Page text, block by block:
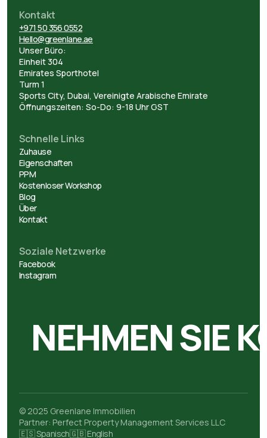
Kontakt
+971 50 356 0552
Hello@greenlane.ae
Unser Büro:
Einheit 304
Emirates Sporthotel
Turm 1
Sports City, Dubai, Vereinigte Arabische Emirate
Öffnungszeiten: So-Do: 9-18 Uhr GST
Schnelle Links
Zuhause
Eigenschaften
PPM
Kostenloser Workshop
Blog
Über
Kontakt
Soziale Netzwerke
Facebook
Instagram
NEHMEN SIE
© 2025 Greenlane Immobilien
Partner: Perfect Property Management Services LLC
🇪🇸 Spanisch🇬🇧 English